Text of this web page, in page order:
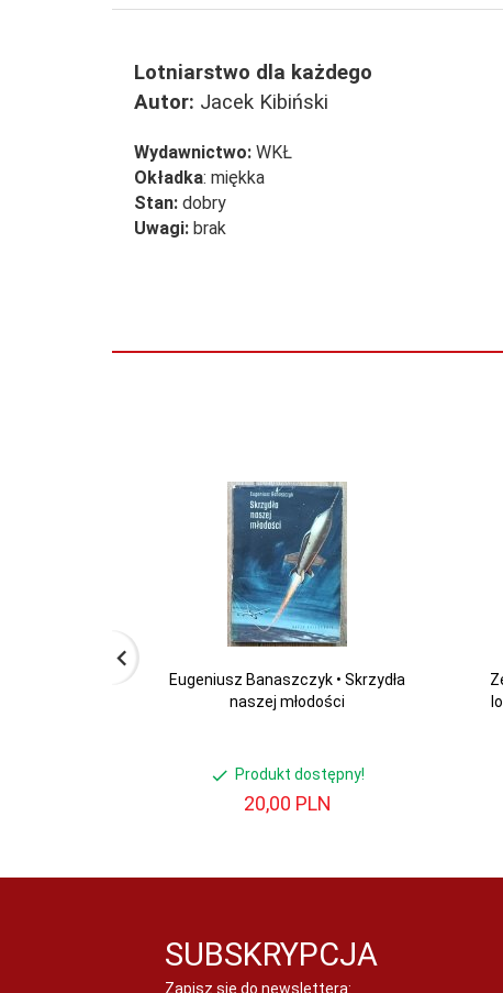
Lotniarstwo dla każdego
Autor: Jacek Kibiński
Wydawnictwo: WKŁ
Okładka: miękka
Stan: dobry
Uwagi: brak
Eugeniusz Banaszczyk • Skrzydła
naszej młodości
Produkt dostępny!
20,00 PLN
SUBSKRYPCJA
Zapisz się do newslettera: